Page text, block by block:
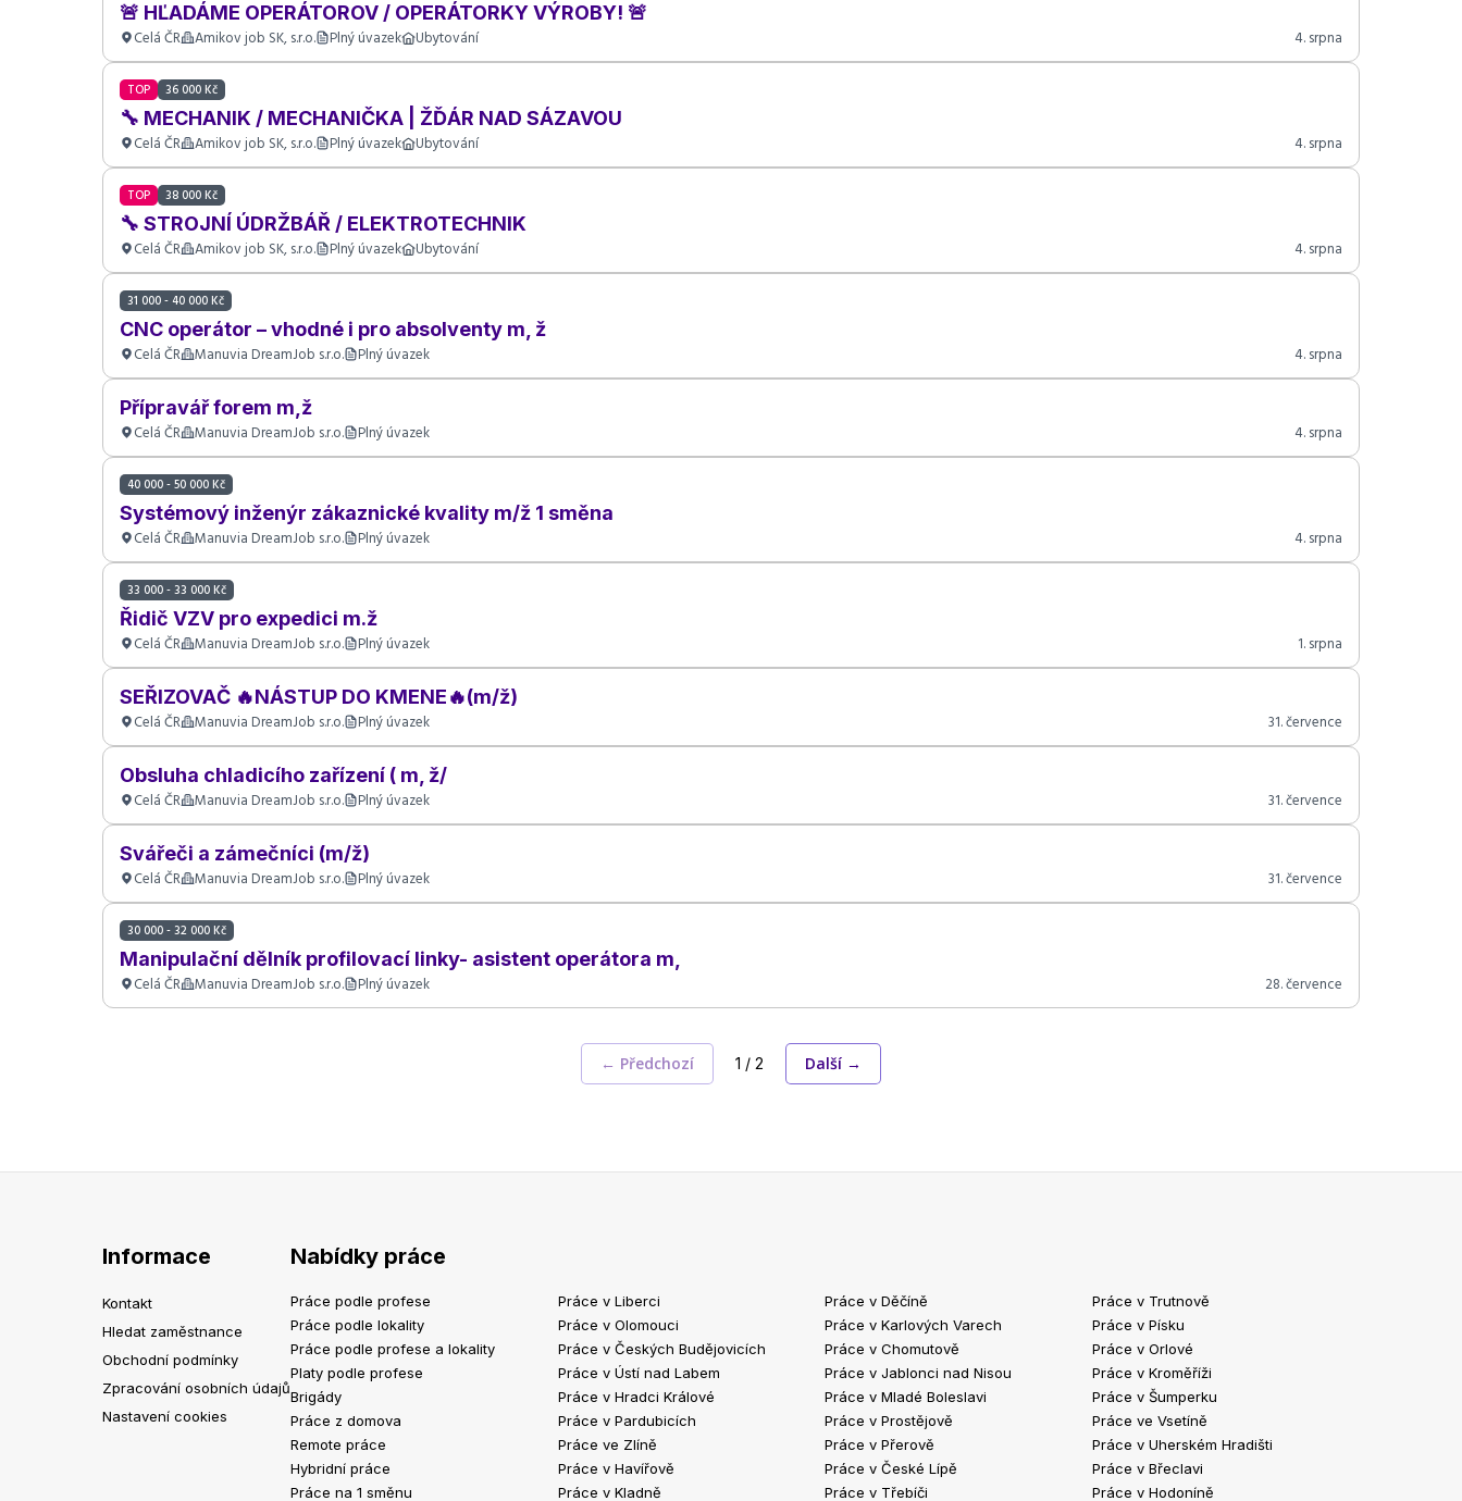
🚨 HĽADÁME OPERÁTOROV / OPERÁTORKY VÝROBY! 🚨
Celá ČR Amikov job SK, s.r.o. Plný úvazek Ubytování 4. srpna
TOP 36 000 Kč
🔧 MECHANIK / MECHANIČKA | ŽĎÁR NAD SÁZAVOU
Celá ČR Amikov job SK, s.r.o. Plný úvazek Ubytování 4. srpna
TOP 38 000 Kč
🔧 STROJNÍ ÚDRŽBÁŘ / ELEKTROTECHNIK
Celá ČR Amikov job SK, s.r.o. Plný úvazek Ubytování 4. srpna
31 000 - 40 000 Kč
CNC operátor – vhodné i pro absolventy m, ž
Celá ČR Manuvia DreamJob s.r.o. Plný úvazek 4. srpna
Přípravář forem m,ž
Celá ČR Manuvia DreamJob s.r.o. Plný úvazek 4. srpna
40 000 - 50 000 Kč
Systémový inženýr zákaznické kvality m/ž 1 směna
Celá ČR Manuvia DreamJob s.r.o. Plný úvazek 4. srpna
33 000 - 33 000 Kč
Řidič VZV pro expedici m.ž
Celá ČR Manuvia DreamJob s.r.o. Plný úvazek 1. srpna
SEŘIZOVAČ 🔥NÁSTUP DO KMENE🔥(m/ž)
Celá ČR Manuvia DreamJob s.r.o. Plný úvazek 31. července
Obsluha chladicího zařízení ( m, ž/
Celá ČR Manuvia DreamJob s.r.o. Plný úvazek 31. července
Svářeči a zámečníci (m/ž)
Celá ČR Manuvia DreamJob s.r.o. Plný úvazek 31. července
30 000 - 32 000 Kč
Manipulační dělník profilovací linky- asistent operátora m,
Celá ČR Manuvia DreamJob s.r.o. Plný úvazek 28. července
← Předchozí 1 / 2 Další →
Informace
Kontakt
Hledat zaměstnance
Obchodní podmínky
Zpracování osobních údajů
Nastavení cookies
Nabídky práce
Práce podle profese
Práce podle lokality
Práce podle profese a lokality
Platy podle profese
Brigády
Práce z domova
Remote práce
Hybridní práce
Práce na 1 směnu
Práce v Liberci
Práce v Olomouci
Práce v Českých Budějovicích
Práce v Ústí nad Labem
Práce v Hradci Králové
Práce v Pardubicích
Práce ve Zlíně
Práce v Havířově
Práce v Kladně
Práce v Děčíně
Práce v Karlových Varech
Práce v Chomutově
Práce v Jablonci nad Nisou
Práce v Mladé Boleslavi
Práce v Prostějově
Práce v Přerově
Práce v České Lípě
Práce v Třebíči
Práce v Trutnově
Práce v Písku
Práce v Orlové
Práce v Kroměříži
Práce v Šumperku
Práce ve Vsetíně
Práce v Uherském Hradišti
Práce v Břeclavi
Práce v Hodoníně